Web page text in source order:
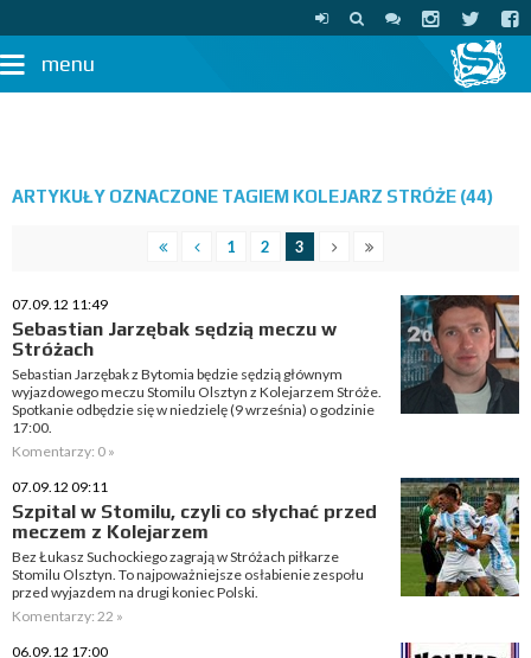
menu
ARTYKUŁY OZNACZONE TAGIEM KOLEJARZ STRÓŻE (44)
1 2 3
07.09.12 11:49
Sebastian Jarzębak sędzią meczu w
Stróżach
Sebastian Jarzębak z Bytomia będzie sędzią głównym
wyjazdowego meczu Stomilu Olsztyn z Kolejarzem Stróże.
Spotkanie odbędzie się w niedzielę (9 września) o godzinie
17:00.
Komentarzy: 0 »
07.09.12 09:11
Szpital w Stomilu, czyli co słychać przed
meczem z Kolejarzem
Bez Łukasz Suchockiego zagrają w Stróżach piłkarze
Stomilu Olsztyn. To najpoważniejsze osłabienie zespołu
przed wyjazdem na drugi koniec Polski.
Komentarzy: 22 »
06.09.12 17:00